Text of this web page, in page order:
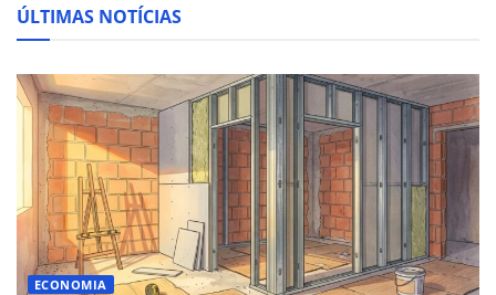
ÚLTIMAS NOTÍCIAS
ECONOMIA